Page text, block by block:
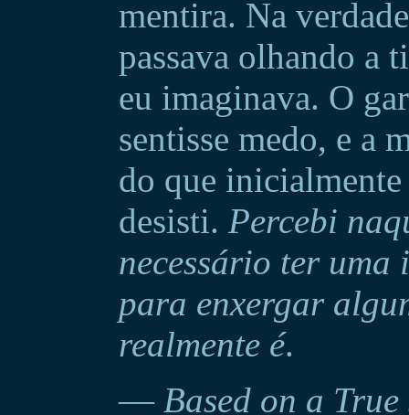
mentira. Na
passava olhando a
eu imaginava. O
sentisse medo, e a
do que
desisti. Percebi
necessário ter uma
para enxergar
realmente é.
— Based on a